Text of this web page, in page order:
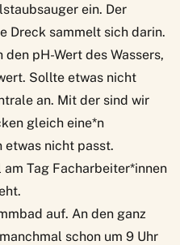
ein. Der
Dreck sammelt sich darin.
pH-Wert des Wassers,
Sollte etwas nicht
an. Mit der sind wir
gleich eine*n
etwas nicht passt.
Tag Facharbeiter*innen
auf. An den ganz
schon um 9 Uhr